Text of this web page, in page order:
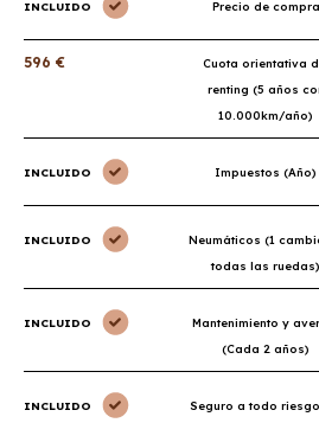
INCLUIDO Precio de compra
596 €
Cuota orientativa
renting (5 años
10.000km/año)
INCLUIDO Impuestos (Año)
INCLUIDO
Neumáticos (1
todas las ruedas)
INCLUIDO
Mantenimiento y
(Cada 2 años)
INCLUIDO
Seguro a todo